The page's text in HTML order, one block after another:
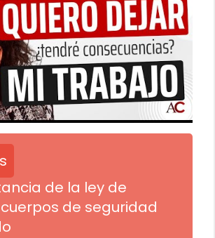
de la ley de
de seguridad